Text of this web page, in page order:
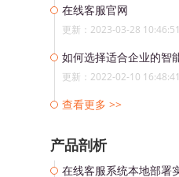
在线客服官网
更新：2023-03-28 10:46:51
更新：2022-02-10 16:48:41
查看更多 >>
产品剖析